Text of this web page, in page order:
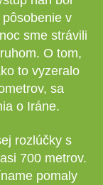
v
sme strávili
O tom,
to vyzeralo
sa
o Iráne.
rozlúčky s
700 metrov.
pomaly